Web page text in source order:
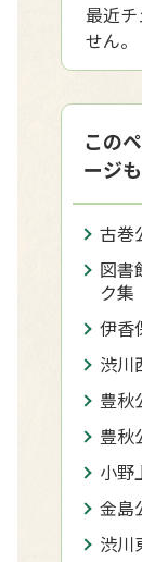
最近
せん。
この
ージ
古巻
図書
ク集
伊香
渋川
豊秋
豊秋
小野
金島
渋川